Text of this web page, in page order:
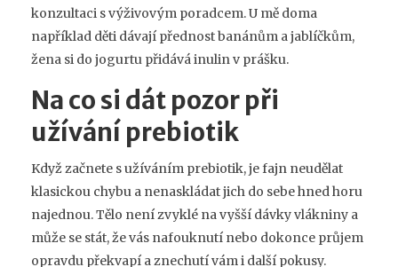
konzultaci s výživovým poradcem. U mě doma
například děti dávají přednost banánům a jablíčkům,
žena si do jogurtu přidává inulin v prášku.
Na co si dát pozor při
užívání prebiotik
Když začnete s užíváním prebiotik, je fajn neudělat
klasickou chybu a nenaskládat jich do sebe hned horu
najednou. Tělo není zvyklé na vyšší dávky vlákniny a
může se stát, že vás nafouknutí nebo dokonce průjem
opravdu překvapí a znechutí vám i další pokusy.